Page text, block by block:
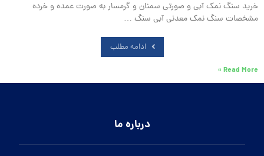
خرید سنگ نمک آبی و صورتی سمنان و گرمسار به صورت عمده و خرده
مشخصات سنگ نمک معدنی آبی سنگ …
ادامه مطلب
Read More »
درباره ما